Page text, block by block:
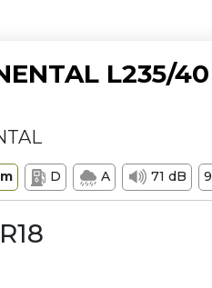
L235/
D A 71 dB